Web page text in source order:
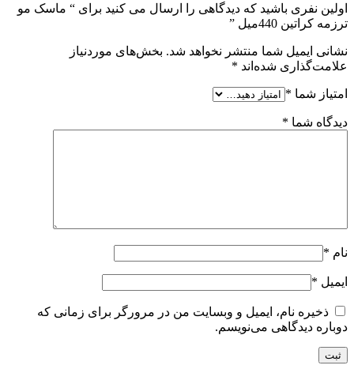
اولین نفری باشید که دیدگاهی را ارسال می کنید برای “ ماسک مو
ترزمه کراتین 440میل ”
نشانی ایمیل شما منتشر نخواهد شد. بخش‌های موردنیاز
علامت‌گذاری شده‌اند *
امتیاز شما *
دیدگاه شما *
نام *
ایمیل *
ذخیره نام، ایمیل و وبسایت من در مرورگر برای زمانی که
دوباره دیدگاهی می‌نویسم.